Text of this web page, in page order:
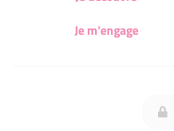
Je m'engage